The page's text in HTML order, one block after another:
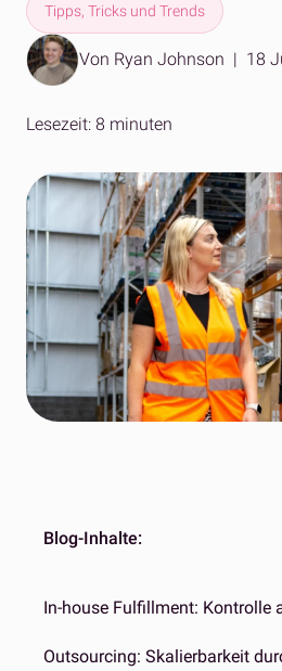
Tipps, Tricks und Trends
Von Ryan Johnson | 18
Lesezeit: 8 minuten
Blog-Inhalte:
In-house Fulfillment: Kontrolle
Outsourcing: Skalierbarkeit